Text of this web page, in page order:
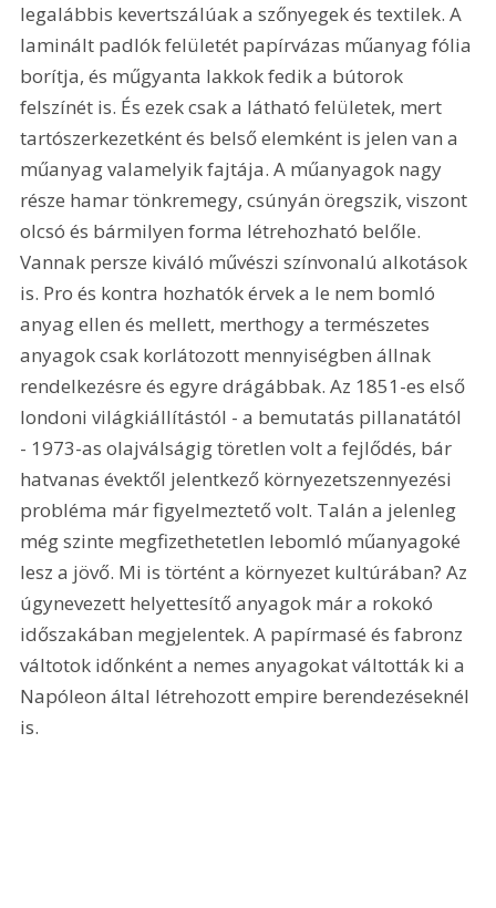
legalábbis kevertszálúak a szőnyegek és textilek. A
laminált padlók felületét papírvázas műanyag fólia
borítja, és műgyanta lakkok fedik a bútorok
felszínét is. És ezek csak a látható felületek, mert
tartószerkezetként és belső elemként is jelen van a
műanyag valamelyik fajtája. A műanyagok nagy
része hamar tönkremegy, csúnyán öregszik, viszont
olcsó és bármilyen forma létrehozható belőle.
Vannak persze kiváló művészi színvonalú alkotások
is. Pro és kontra hozhatók érvek a le nem bomló
anyag ellen és mellett, merthogy a természetes
anyagok csak korlátozott mennyiségben állnak
rendelkezésre és egyre drágábbak. Az 1851-es első
londoni világkiállítástól - a bemutatás pillanatától
- 1973-as olajválságig töretlen volt a fejlődés, bár
hatvanas évektől jelentkező környezetszennyezési
probléma már figyelmeztető volt. Talán a jelenleg
még szinte megfizethetetlen lebomló műanyagoké
lesz a jövő. Mi is történt a környezet kultúrában? Az
úgynevezett helyettesítő anyagok már a rokokó
időszakában megjelentek. A papírmasé és fabronz
váltotok időnként a nemes anyagokat váltották ki a
Napóleon által létrehozott empire berendezéseknél
is.